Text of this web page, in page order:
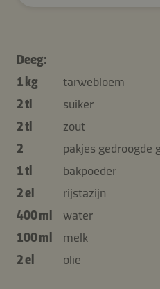
Deeg:
1 kg
tarwebloem
2 tl
suiker
2 tl
zout
2
pakjes gedroogde
1 tl
bakpoeder
2 el
rijstazijn
400 ml
water
100 ml
melk
2 el
olie